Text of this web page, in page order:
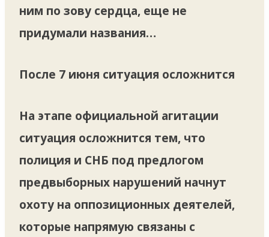
ним по зову сердца, еще не
придумали названия…
После 7 июня ситуация осложнится
На этапе официальной агитации
ситуация осложнится тем, что
полиция и СНБ под предлогом
предвыборных нарушений начнут
охоту на оппозиционных деятелей,
которые напрямую связаны с